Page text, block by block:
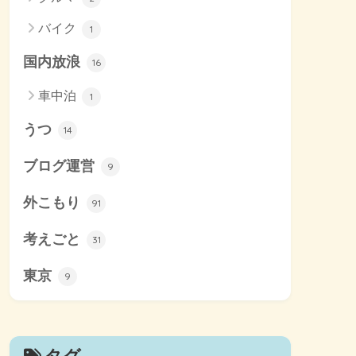
バイク 1
国内放浪 16
車中泊 1
うつ 14
ブログ運営 9
外こもり 91
考えごと 31
東京 9